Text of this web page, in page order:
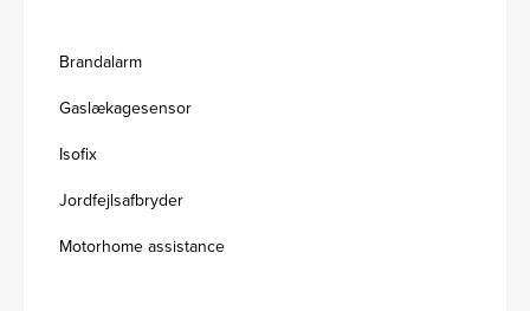
Brandalarm
Gaslækagesensor
Isofix
Jordfejlsafbryder
Motorhome assistance